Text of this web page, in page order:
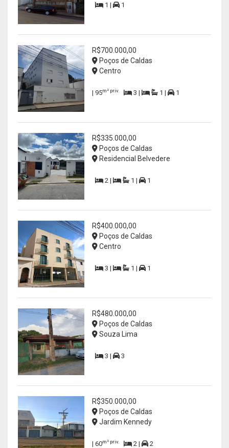
1 | 1
R$700.000,00
Poços de Caldas
Centro
| 95m² priv. 3 | 1 | 1
R$335.000,00
Poços de Caldas
Residencial Belvedere
2 | 1 | 1
R$400.000,00
Poços de Caldas
Centro
3 | 1 | 1
R$480.000,00
Poços de Caldas
Souza Lima
3 | 3
R$350.000,00
Poços de Caldas
Jardim Kennedy
| 60m² priv. 2 | 2